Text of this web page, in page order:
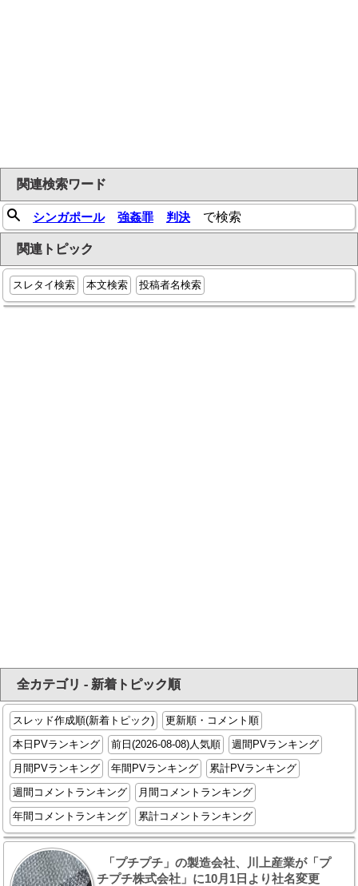
関連検索ワード
シンガポール 強姦罪 判決 で検索
関連トピック
スレタイ検索 本文検索 投稿者名検索
全カテゴリ - 新着トピック順
スレッド作成順(新着トピック)
更新順・コメント順
本日PVランキング
前日(2026-08-08)人気順
週間PVランキング
月間PVランキング
年間PVランキング
累計PVランキング
週間コメントランキング
月間コメントランキング
年間コメントランキング
累計コメントランキング
「プチプチ」の製造会社、川上産業が「プ
チプチ株式会社」に10月1日より社名変更